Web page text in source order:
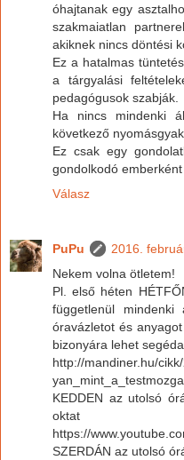
óhajtanak egy
szakmaiatlan
akiknek nincs döntési
Ez a hatalmas
a tárgyalási
pedagógusok szabják.
Ha nincs mindenki
következő
Ez csak egy
gondolkodó
Válasz
PuPu
2016.
Nekem volna ötletem!
Pl. első héten
függetlenül
óravázletot és
bizonyára lehet
http://mandiner.hu/
KEDDEN az utolsó
oktat
https://
SZERDÁN az utolsó